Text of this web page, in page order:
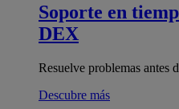
Soporte en
DEX
Resuelve problemas antes
Descubre más